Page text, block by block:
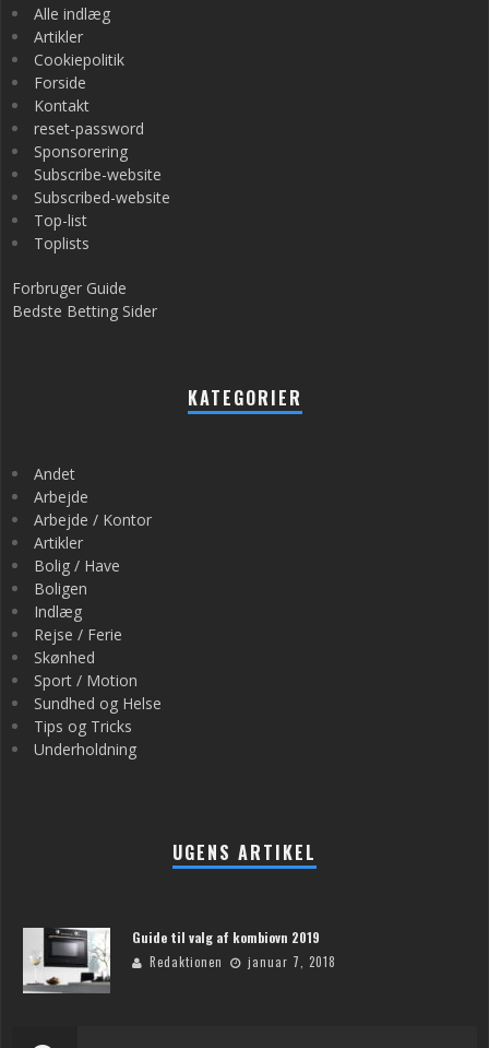
Alle indlæg
Artikler
Cookiepolitik
Forside
Kontakt
reset-password
Sponsorering
Subscribe-website
Subscribed-website
Top-list
Toplists
Forbruger Guide
Bedste Betting Sider
KATEGORIER
Andet
Arbejde
Arbejde / Kontor
Artikler
Bolig / Have
Boligen
Indlæg
Rejse / Ferie
Skønhed
Sport / Motion
Sundhed og Helse
Tips og Tricks
Underholdning
UGENS ARTIKEL
Guide til valg af kombiovn 2019
Redaktionen januar 7, 2018